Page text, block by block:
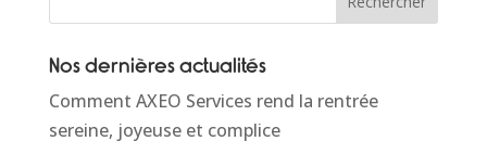
Nos dernières actualités
Comment AXEO Services rend la rentrée
sereine, joyeuse et complice